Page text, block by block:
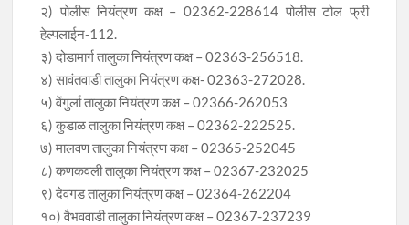
२) पोलीस नियंत्रण कक्ष – 02362-228614 पोलीस टोल फ्री
हेल्पलाईन-112.
३) दोडामार्ग तालुका नियंत्रण कक्ष – 02363-256518.
४) सावंतवाडी तालुका नियंत्रण कक्ष- 02363-272028.
५) वेंगुर्ला तालुका नियंत्रण कक्ष – 02366-262053
६) कुडाळ तालुका नियंत्रण कक्ष – 02362-222525.
७) मालवण तालुका नियंत्रण कक्ष – 02365-252045
८) कणकवली तालुका नियंत्रण कक्ष – 02367-232025
९) देवगड तालुका नियंत्रण कक्ष – 02364-262204
१०) वैभववाडी तालुका नियंत्रण कक्ष – 02367-237239